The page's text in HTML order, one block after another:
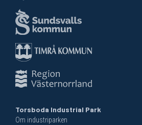
Torsboda Industrial Park
Om industriparken